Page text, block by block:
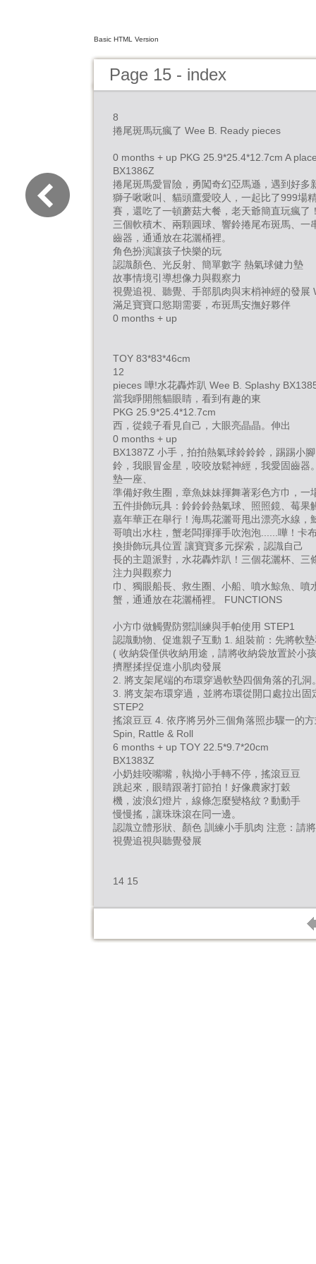
Basic HTML Version
Page 15 - index
8
捲尾斑馬玩瘋了 Wee B. Ready pieces
0 months + up PKG 25.9*25.4*12.7cm A
BX1386Z
捲尾斑馬愛冒險，勇闖奇幻亞馬遜，遇到好多
獅子啾啾叫、貓頭鷹愛咬人，一起比了999場
賽，還吃了一頓蘑菇大餐，老天爺簡直玩瘋了
三個軟積木、兩顆圓球、響鈴捲尾布斑馬、一
齒器，通通放在花灑桶裡。
角色扮演讓孩子快樂的玩
認識顏色、光反射、簡單數字 熱氣球健力墊
故事情境引導想像力與觀察力
視覺追視、聽覺、手部肌肉與末梢神經的發展
滿足寶寶口慾期需要，布斑馬安撫好夥伴
0 months + up
TOY 83*83*46cm
12
pieces 嘩!水花轟炸趴 Wee B. Splashy
當我睜開熊貓眼睛，看到有趣的東
PKG 25.9*25.4*12.7cm
西，從鏡子看見自己，大眼亮晶晶。伸出
0 months + up
BX1387Z 小手，拍拍熱氣球鈴鈴鈴，踢踢小
鈴，我眼冒金星，咬咬放鬆神經，我愛固齒器
墊一座、
準備好救生圈，章魚妹妹揮舞著彩色方巾，一
五件掛飾玩具：鈴鈴鈴熱氣球、照照鏡、莓果
嘉年華正在舉行！海馬花灑哥甩出漂亮水線，
哥噴出水柱，蟹老闆揮揮手吹泡泡......嘩！卡
換掛飾玩具位置 讓寶寶多元探索，認識自己
長的主題派對，水花轟炸趴！三個花灑杯、三
注力與觀察力
巾、獨眼船長、救生圈、小船、噴水鯨魚、噴
蟹，通通放在花灑桶裡。 FUNCTIONS
小方巾做觸覺防禦訓練與手帕使用 STEP1
認識動物、促進親子互動 1. 組裝前：先將軟
( 收納袋僅供收納用途，請將收納袋放置於小
擠壓揉捏促進小肌肉發展
2. 將支架尾端的布環穿過軟墊四個角落的孔洞
3. 將支架布環穿過，並將布環從開口處拉出固
STEP2
搖滾豆豆 4. 依序將另外三個角落照步驟一的
Spin, Rattle & Roll
6 months + up TOY 22.5*9.7*20cm
BX1383Z
小奶娃咬嘴嘴，執拗小手轉不停，搖滾豆豆
跳起來，眼睛跟著打節拍！好像農家打穀
機，波浪幻燈片，線條怎麼變格紋？動動手
慢慢搖，讓珠珠滾在同一邊。
認識立體形狀、顏色 訓練小手肌肉 注意：請
視覺追視與聽覺發展
14 15